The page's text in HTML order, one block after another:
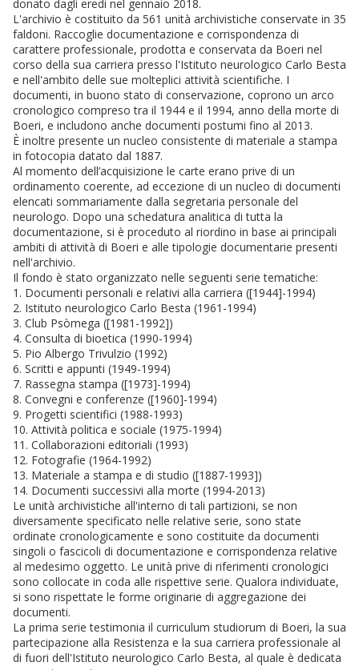
donato dagli eredi nel gennaio 2018.
L'archivio è costituito da 561 unità archivistiche conservate in 35
faldoni. Raccoglie documentazione e corrispondenza di
carattere professionale, prodotta e conservata da Boeri nel
corso della sua carriera presso l'Istituto neurologico Carlo Besta
e nell'ambito delle sue molteplici attività scientifiche. I
documenti, in buono stato di conservazione, coprono un arco
cronologico compreso tra il 1944 e il 1994, anno della morte di
Boeri, e includono anche documenti postumi fino al 2013.
È inoltre presente un nucleo consistente di materiale a stampa
in fotocopia datato dal 1887.
Al momento dell’acquisizione le carte erano prive di un
ordinamento coerente, ad eccezione di un nucleo di documenti
elencati sommariamente dalla segretaria personale del
neurologo. Dopo una schedatura analitica di tutta la
documentazione, si è proceduto al riordino in base ai principali
ambiti di attività di Boeri e alle tipologie documentarie presenti
nell'archivio.
Il fondo è stato organizzato nelle seguenti serie tematiche:
1. Documenti personali e relativi alla carriera ([1944]-1994)
2. Istituto neurologico Carlo Besta (1961-1994)
3. Club Psòmega ([1981-1992])
4. Consulta di bioetica (1990-1994)
5. Pio Albergo Trivulzio (1992)
6. Scritti e appunti (1949-1994)
7. Rassegna stampa ([1973]-1994)
8. Convegni e conferenze ([1960]-1994)
9. Progetti scientifici (1988-1993)
10. Attività politica e sociale (1975-1994)
11. Collaborazioni editoriali (1993)
12. Fotografie (1964-1992)
13. Materiale a stampa e di studio ([1887-1993])
14. Documenti successivi alla morte (1994-2013)
Le unità archivistiche all'interno di tali partizioni, se non
diversamente specificato nelle relative serie, sono state
ordinate cronologicamente e sono costituite da documenti
singoli o fascicoli di documentazione e corrispondenza relative
al medesimo oggetto. Le unità prive di riferimenti cronologici
sono collocate in coda alle rispettive serie. Qualora individuate,
si sono rispettate le forme originarie di aggregazione dei
documenti.
La prima serie testimonia il curriculum studiorum di Boeri, la sua
partecipazione alla Resistenza e la sua carriera professionale al
di fuori dell'Istituto neurologico Carlo Besta, al quale è dedicata